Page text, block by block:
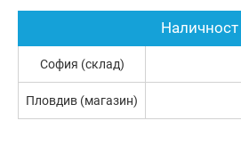
Наличност
София (склад)
Пловдив (магазин)